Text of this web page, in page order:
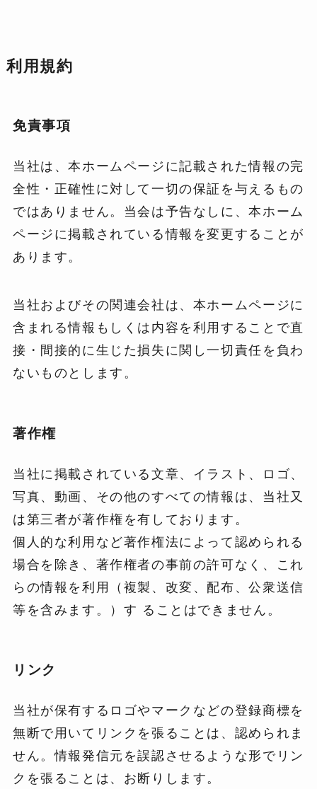
利用規約
免責事項
当社は、本ホームページに記載された情報の完
全性・正確性に対して一切の保証を与えるもの
ではありません。当会は予告なしに、本ホーム
ページに掲載されている情報を変更することが
あります。
当社およびその関連会社は、本ホームページに
含まれる情報もしくは内容を利用することで直
接・間接的に生じた損失に関し一切責任を負わ
ないものとします。
著作権
当社に掲載されている文章、イラスト、ロゴ、
写真、動画、その他のすべての情報は、当社又
は第三者が著作権を有しております。
個人的な利用など著作権法によって認められる
場合を除き、著作権者の事前の許可なく、これ
らの情報を利用（複製、改変、配布、公衆送信
等を含みます。）す ることはできません。
リンク
当社が保有するロゴやマークなどの登録商標を
無断で用いてリンクを張ることは、認められま
せん。情報発信元を誤認させるような形でリン
クを張ることは、お断りします。